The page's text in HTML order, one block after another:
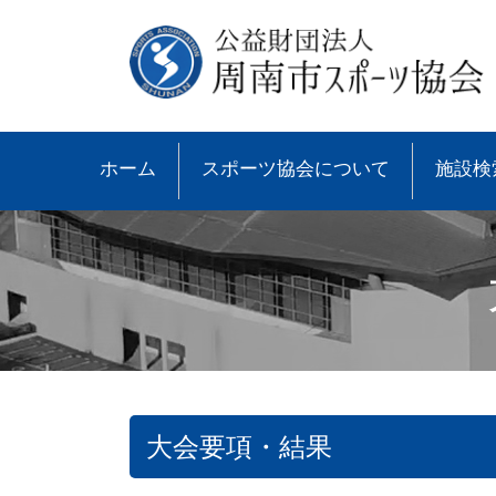
ホーム スポーツ協会について
●諸規則
施設検
●大会情報
●スポーツ少年団とは ●スポーツ
大会要項・結果